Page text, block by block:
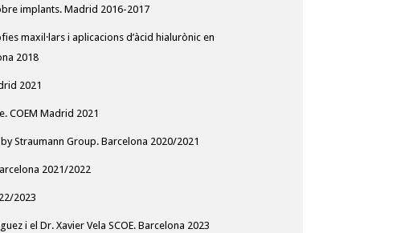
implants. Madrid 2016-2017
maxil·lars i aplicacions d’àcid hialurònic en
2018
2021
COEM Madrid 2021
Straumann Group. Barcelona 2020/2021
2021/2022
2023
i el Dr. Xavier Vela SCOE. Barcelona 2023